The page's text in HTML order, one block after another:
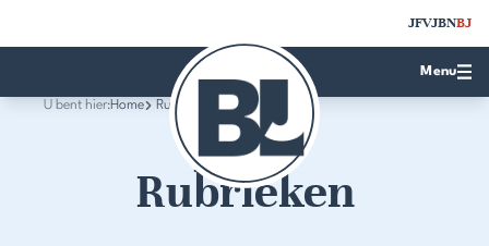
JFVJBNBJ
Menu
U bent hier:Home Rubrieken
Rubrieken